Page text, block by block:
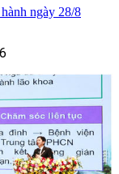
ngày 28/8